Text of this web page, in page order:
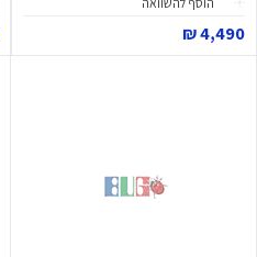
4,490 ₪